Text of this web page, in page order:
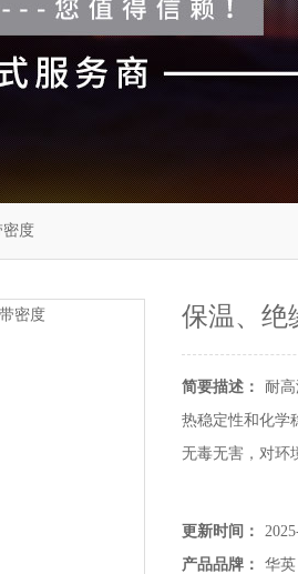
密度
保温、绝
简要描述：
耐
热稳定性和化学
无毒无害，对环
更新时间：
产品品牌：
华英